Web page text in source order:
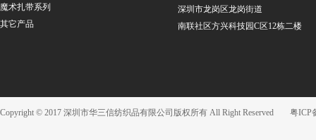
魔术扎带系列
其它产品
深圳市龙岗区龙岗街道
南联社区方兴科技园C区12栋二楼
Copyright © 2017 深圳市华三信纺织品有限公司版权所有 All Right Reserved 粤ICP